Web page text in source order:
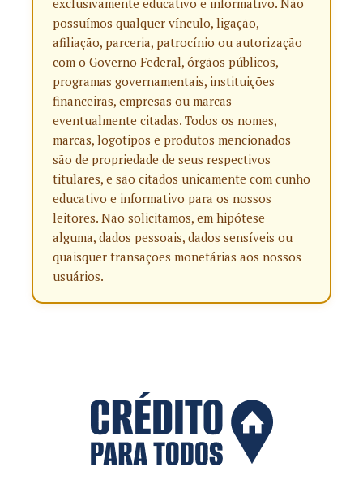
exclusivamente educativo e informativo. Não
possuímos qualquer vínculo, ligação,
afiliação, parceria, patrocínio ou autorização
com o Governo Federal, órgãos públicos,
programas governamentais, instituições
financeiras, empresas ou marcas
eventualmente citadas. Todos os nomes,
marcas, logotipos e produtos mencionados
são de propriedade de seus respectivos
titulares, e são citados unicamente com cunho
educativo e informativo para os nossos
leitores. Não solicitamos, em hipótese
alguma, dados pessoais, dados sensíveis ou
quaisquer transações monetárias aos nossos
usuários.